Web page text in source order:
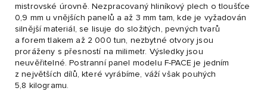
mistrovské úrovně. Nezpracovaný hliníkový plech o tloušťce
0,9 mm u vnějších panelů a až 3 mm tam, kde je vyžadován
silnější materiál, se lisuje do složitých, pevných tvarů
a forem tlakem až 2 000 tun, nezbytné otvory jsou
proráženy s přesností na milimetr. Výsledky jsou
neuvěřitelné. Postranní panel modelu F-PACE je jedním
z největších dílů, které vyrábíme, váží však pouhých
5,8 kilogramu.